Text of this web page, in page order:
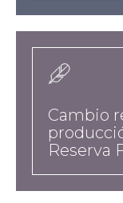
a
a-
es-
term-
Cambio
Reserva